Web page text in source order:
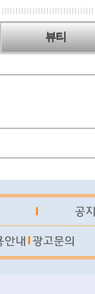
뷰티